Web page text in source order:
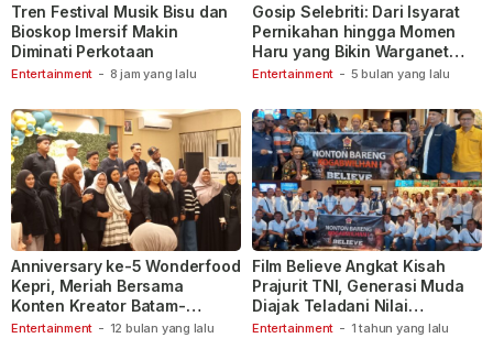
Entertainment - 8 jam yang lalu
Tren Festival Musik Bisu dan
Bioskop Imersif Makin
Diminati Perkotaan
Entertainment - 5 bulan yang lalu
Gosip Selebriti: Dari Isyarat
Pernikahan hingga Momen
Haru yang Bikin Warganet
Berspekulasi
Entertainment - 12 bulan yang lalu
Anniversary ke-5 Wonderfood
Kepri, Meriah Bersama
Konten Kreator Batam-
Tanjungpinang
Entertainment - 1 tahun yang lalu
Film Believe Angkat Kisah
Prajurit TNI, Generasi Muda
Diajak Teladani Nilai
Keberanian